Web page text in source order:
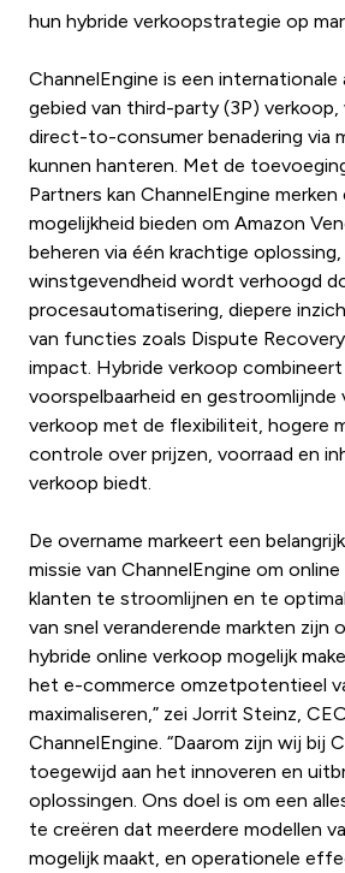
hun hybride verkoopstrategie op
ChannelEngine is een
gebied van third-party (3P) verkoop,
direct-to-consumer benadering via
kunnen hanteren. Met de
Partners kan ChannelEngine
mogelijkheid bieden om Amazon
beheren via één krachtige
winstgevendheid wordt verhoogd
procesautomatisering, diepere
van functies zoals Dispute
impact. Hybride verkoop combineert
voorspelbaarheid en gestroomlijnde
verkoop met de flexibiliteit, hogere
controle over prijzen, voorraad en
verkoop biedt.
De overname markeert een
missie van ChannelEngine om
klanten te stroomlijnen en te
van snel veranderende markten zijn
hybride online verkoop mogelijk
het e-commerce omzetpotentieel
maximaliseren,” zei Jorrit Steinz,
ChannelEngine. “Daarom zijn wij bij
toegewijd aan het innoveren en
oplossingen. Ons doel is om een
te creëren dat meerdere modellen
mogelijk maakt, en operationele